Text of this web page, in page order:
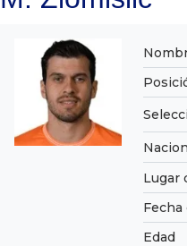
Lugar
Edad